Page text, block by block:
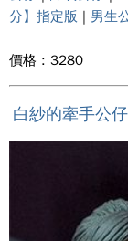
分】指定版 | 男生
價格 : 3280
白紗的牽手公